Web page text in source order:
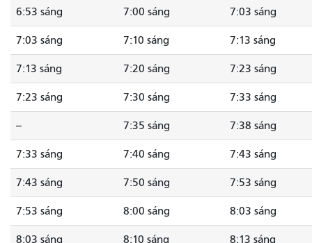
6:53 sáng 7:00 sáng 7:03 sáng
7:03 sáng 7:10 sáng 7:13 sáng
7:13 sáng 7:20 sáng 7:23 sáng
7:23 sáng 7:30 sáng 7:33 sáng
-- 7:35 sáng 7:38 sáng
7:33 sáng 7:40 sáng 7:43 sáng
7:43 sáng 7:50 sáng 7:53 sáng
7:53 sáng 8:00 sáng 8:03 sáng
8:03 sáng 8:10 sáng 8:13 sáng